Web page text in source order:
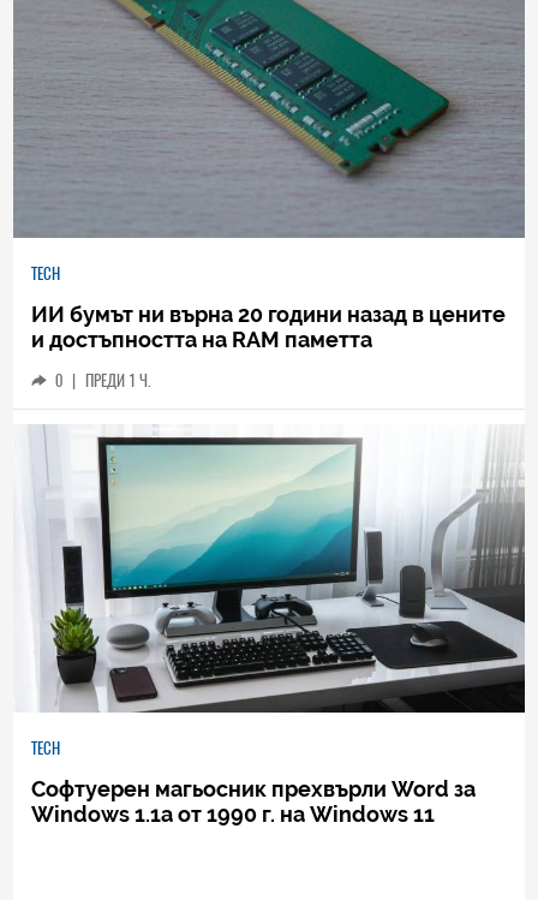
TECH
ИИ бумът ни върна 20 години назад в цените
и достъпността на RAM паметта
0 | ПРЕДИ 1 Ч.
TECH
Софтуерен магьосник прехвърли Word за
Windows 1.1a от 1990 г. на Windows 11